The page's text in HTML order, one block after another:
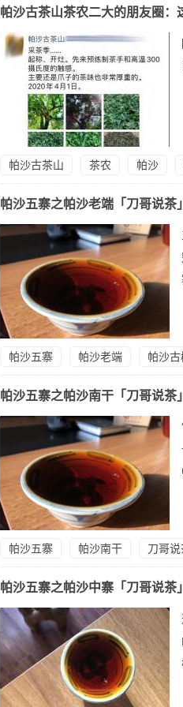
帕沙古茶山茶农二大的朋友圈
帕沙古茶山 茶农 帕沙
帕沙五寨之帕沙老端「刀哥说茶」
帕沙五寨 帕沙老端 帕沙
帕沙五寨之帕沙南干「刀哥说茶」
帕沙五寨 帕沙南干 刀哥说
帕沙五寨之帕沙中寨「刀哥说茶」